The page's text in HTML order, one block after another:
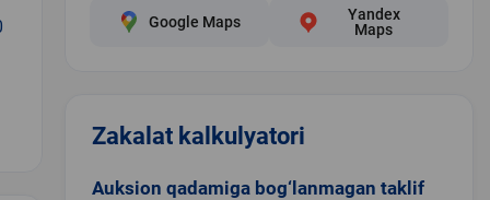
Google Maps
Yandex
Maps
Zakalat kalkulyatori
Auksion qadamiga bog‘lanmagan taklif